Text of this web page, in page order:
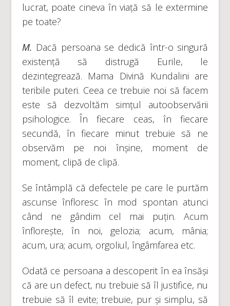
lucrat, poate cineva în viață să le extermine
pe toate?
M. Dacă persoana se dedică într-o singură
existență să distrugă Eurile, le
dezintegrează. Mama Divină Kundalini are
teribile puteri. Ceea ce trebuie noi să facem
este să dezvoltăm simțul autoobservării
psihologice. În fiecare ceas, în fiecare
secundă, în fiecare minut trebuie să ne
observăm pe noi înșine, moment de
moment, clipă de clipă.
Se întâmplă că defectele pe care le purtăm
ascunse înfloresc în mod spontan atunci
când ne gândim cel mai puțin. Acum
înflorește, în noi, gelozia; acum, mânia;
acum, ura; acum, orgoliul, îngâmfarea etc.
Odată ce persoana a descoperit în ea însăși
că are un defect, nu trebuie să îl justifice, nu
trebuie să îl evite; trebuie, pur și simplu, să